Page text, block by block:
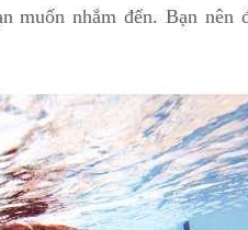
nhắm đến. Bạn nên